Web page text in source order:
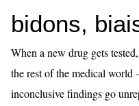
bidons,
When a new drug gets
the rest of the medical world
inconclusive findings go